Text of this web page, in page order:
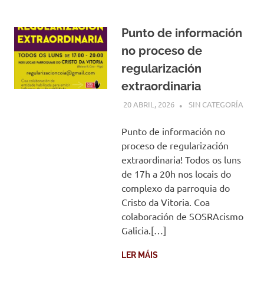
Punto de información
no proceso de
regularización
extraordinaria
20 ABRIL, 2026 COMUNIDADE
SIN CATEGORÍA
Punto de información no
proceso de regularización
extraordinaria! Todos os luns
de 17h a 20h nos locais do
complexo da parroquia do
Cristo da Vitoria. Coa
colaboración de SOSRAcismo
Galicia.[…]
LER MÁIS